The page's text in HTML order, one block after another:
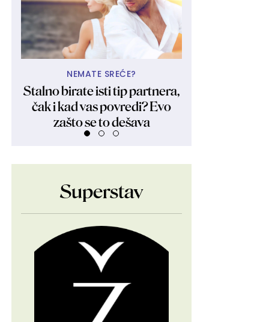
NEMATE SREĆE?
Stalno birate isti tip partnera,
čak i kad vas povredi? Evo
zašto se to dešava
Superstav